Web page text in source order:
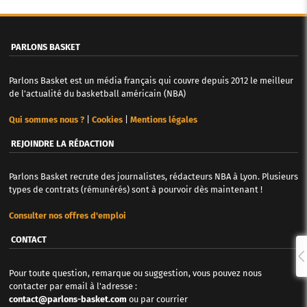
PARLONS BASKET
Parlons Basket est un média français qui couvre depuis 2012 le meilleur
de l'actualité du basketball américain (NBA)
Qui sommes nous ?| Cookies| Mentions légales
REJOINDRE LA RÉDACTION
Parlons Basket recrute des journalistes, rédacteurs NBA à Lyon. Plusieurs
types de contrats (rémunérés) sont à pourvoir dès maintenant !
Consulter nos offres d'emploi
CONTACT
Pour toute question, remarque ou suggestion, vous pouvez nous
contacter par email à l'adresse :
contact@parlons-basket.com ou par courrier